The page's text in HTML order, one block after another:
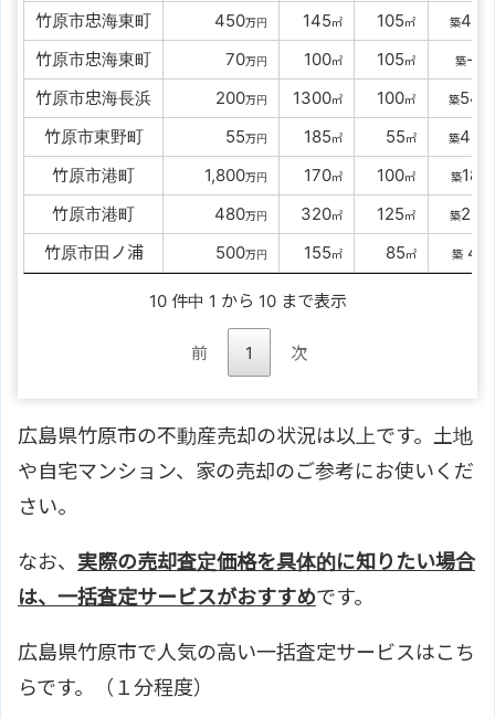
竹原市忠海東町 450万円 145㎡ 105㎡ 築41
竹原市忠海東町 70万円 100㎡ 105㎡ 築-
竹原市忠海長浜 200万円 1300㎡ 100㎡ 築54
竹原市東野町 55万円 185㎡ 55㎡ 築48
竹原市港町 1,800万円 170㎡ 100㎡ 築18
竹原市港町 480万円 320㎡ 125㎡ 築28
竹原市田ノ浦 500万円 155㎡ 85㎡ 築4
10 件中 1 から 10 まで表示
前 1 次
広島県竹原市の不動産売却の状況は以上です。土地
や自宅マンション、家の売却のご参考にお使いくだ
さい。
なお、 実際の売却査定価格を具体的に知りたい場合
は、一括査定サービスがおすすめです。
広島県竹原市で人気の高い一括査定サービスはこち
らです。（１分程度）